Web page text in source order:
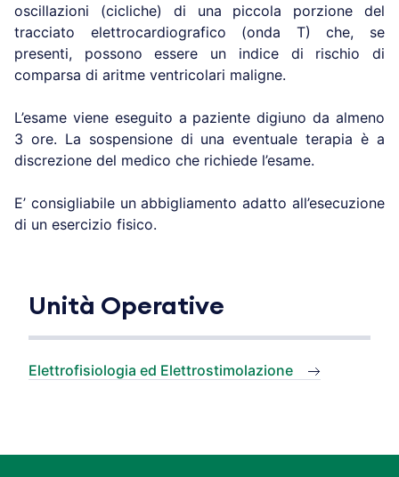
oscillazioni (cicliche) di una piccola porzione del
tracciato elettrocardiografico (onda T) che, se
presenti, possono essere un indice di rischio di
comparsa di aritme ventricolari maligne.
L’esame viene eseguito a paziente digiuno da almeno
3 ore. La sospensione di una eventuale terapia è a
discrezione del medico che richiede l’esame.
E’ consigliabile un abbigliamento adatto all’esecuzione
di un esercizio fisico.
Unità Operative
Elettrofisiologia ed Elettrostimolazione